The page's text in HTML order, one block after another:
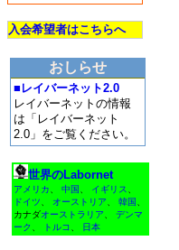
入会希望者はこちらへ
おしらせ
■レイバーネット2.0
レイバーネットの情報
は「レイバーネット
2.0」をご覧ください。
世界のLabornet
アメリカ 中国 イギリス
ドイツ
オーストリア 韓国
カナダオーストラリア
デンマ
ーク
トルコ 日本